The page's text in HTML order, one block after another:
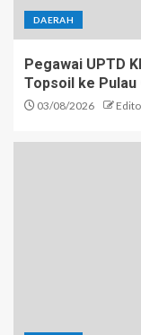
DAERAH
Pegawai UPTD
Topsoil ke Pulau
03/08/2026